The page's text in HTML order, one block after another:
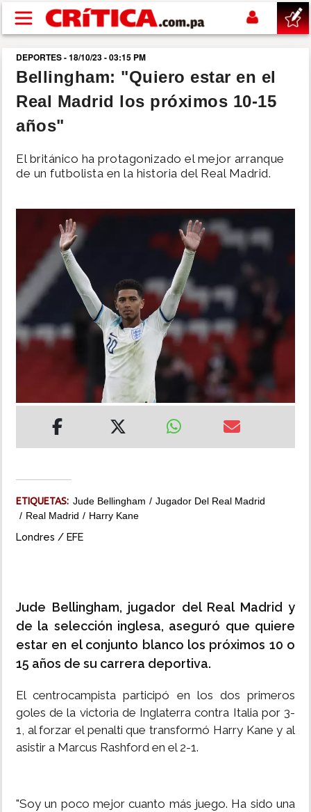
Pasar al contenido principal
buscar
SUCESOS
POLÍTICA
DEPORTES
MUNDO
INSÓLITAS
DEPORTES - 18/10/23 - 03:15 PM
Bellingham: "Quiero estar en el
Real Madrid los próximos 10-15
años"
El británico ha protagonizado el mejor arranque
de un futbolista en la historia del Real Madrid.
ETIQUETAS: Jude Bellingham
Jugador Del Real Madrid
Real Madrid
Harry Kane
Londres / EFE
Jude Bellingham, jugador del Real Madrid y
de la selección inglesa, aseguró que quiere
estar en el conjunto blanco los próximos 10 o
15 años de su carrera deportiva.
El centrocampista participó en los dos primeros
goles de la victoria de Inglaterra contra Italia por 3-
1, al forzar el penalti que transformó Harry Kane y al
asistir a Marcus Rashford en el 2-1.
"Soy un poco mejor cuanto más juego. Ha sido una